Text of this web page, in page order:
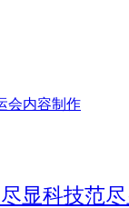
会内容制作
显科技范